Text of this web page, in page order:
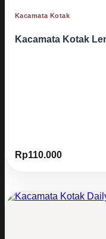
Kacamata Kotak
Kacamata Kotak
Rp110.000